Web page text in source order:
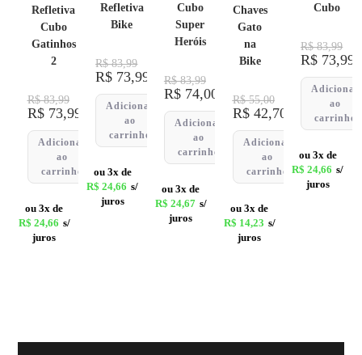
Refletiva
Cubo
Gatinhos
2
R$83,99
R$73,99
Adicionar
ao
carrinho
ou 3x de
R$ 24,66 s/
juros
Refletiva
Bike
R$83,99
R$ 73,99
Adicionar
ao
carrinho
ou 3x de
R$ 24,66 s/
juros
Cubo
Super
Heróis
R$83,99
R$74,00
Adicionar
ao
carrinho
ou 3x de
R$ 24,67 s/
juros
Chaves
Gato
na
Bike
R$55,00
R$42,70
Adicionar
ao
carrinho
ou 3x de
R$ 14,23 s/
juros
Cubo
R$83,99
R$ 73,99
Adicionar
ao
carrinho
ou 3x de
R$ 24,66 s/
juros